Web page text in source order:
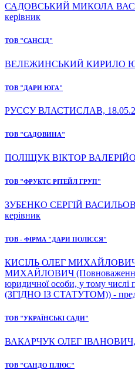
САДОВСЬКИЙ МИКОЛА
керівник
ТОВ "САНСІД"
ВЕЛЕЖИНСЬКИЙ КИРИЛО
ТОВ "ДАРИ ЮГА"
РУССУ ВЛАСТИСЛАВ,
ТОВ "САДОВИНА"
ПОЛІЩУК ВІКТОР
ТОВ "ФРУКТС РІТЕЙЛ ГРУП"
ЗУБЕНКО СЕРГІЙ
керівник
ТОВ - ФІРМА "ДАРИ ПОЛІССЯ"
КИСІЛЬ ОЛЕГ МИХАЙЛОВИЧ
МИХАЙЛОВИЧ (Повноваження:
юридичної особи, у тому числі
(ЗГІДНО ІЗ СТАТУТОМ)) -
ТОВ "УКРАЇНСЬКІ САДИ"
ВАКАРЧУК ОЛЕГ ІВАНОВИЧ,
ТОВ "САНДО ПЛЮС"